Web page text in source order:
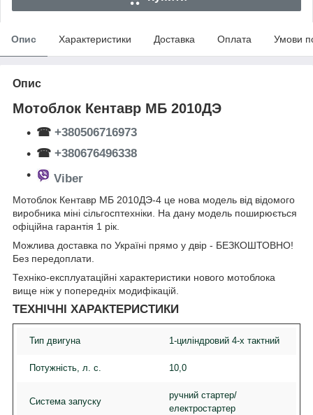
Опис Характеристики Доставка Оплата Умови
Опис
Мотоблок Кентавр МБ 2010ДЭ
☎ +380506716973
☎ +380676496338
Viber
Мотоблок Кентавр МБ 2010ДЭ-4 це нова модель від відомого
виробника міні сільгосптехніки. На дану модель поширюється
офіційна гарантія 1 рік.
Можлива доставка по Україні прямо у двір - БЕЗКОШТОВНО!
Без передоплати.
Техніко-експлуатаційні характеристики нового мотоблока
вище ніж у попередніх модифікацій.
ТЕХНІЧНІ ХАРАКТЕРИСТИКИ
Тип двигуна 1-циліндровий 4-х тактний
Потужність, л. с. 10,0
Система запуску
ручний стартер/
електростартер